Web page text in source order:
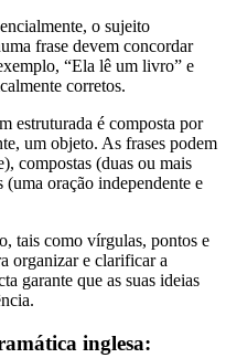
o sujeito
frase devem concordar
“Ela lê um livro” e
corretos.
estruturada é composta por
um objeto. As frases podem
compostas (duas ou mais
(uma oração independente e
tais como vírgulas, pontos e
organizar e clarificar a
garante que as suas ideias
inglesa: